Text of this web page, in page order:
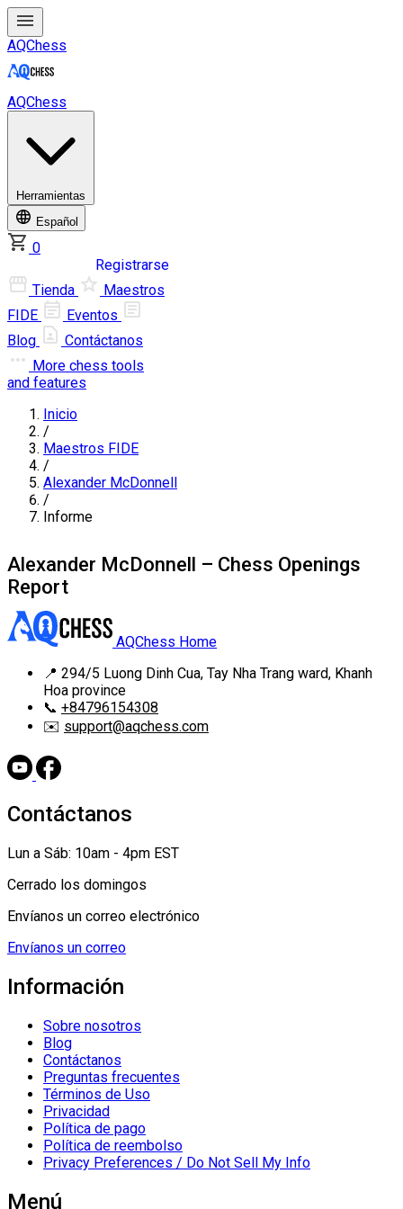
AQChess
AQChess
Herramientas
Español
0
Registrarse
Tienda
Maestros
FIDE
Eventos
Blog
Contáctanos
More chess tools
and features
Inicio
/
Maestros FIDE
/
Alexander McDonnell
/
Informe
Alexander McDonnell – Chess Openings
Report
AQChess Home
📍 294/5 Luong Dinh Cua, Tay Nha Trang ward, Khanh
Hoa province
📞 +84796154308
✉️ support@aqchess.com
Contáctanos
Lun a Sáb: 10am - 4pm EST
Cerrado los domingos
Envíanos un correo electrónico
Envíanos un correo
Información
Sobre nosotros
Blog
Contáctanos
Preguntas frecuentes
Términos de Uso
Privacidad
Política de pago
Política de reembolso
Privacy Preferences / Do Not Sell My Info
Menú